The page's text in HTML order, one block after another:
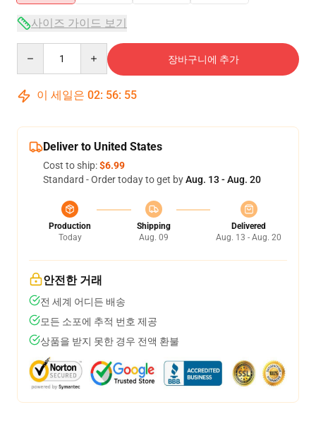
사이즈 가이드 보기
장바구니에 추가
이 세일은 02: 56: 54
Deliver to United States
Cost to ship:$6.99
Standard - Order today to get byAug. 13 - Aug. 20
Production
Today
Shipping
Aug. 09
Delivered
Aug. 13 - Aug. 20
안전한 거래
전 세계 어디든 배송
모든 소포에 추적 번호 제공
상품을 받지 못한 경우 전액 환불